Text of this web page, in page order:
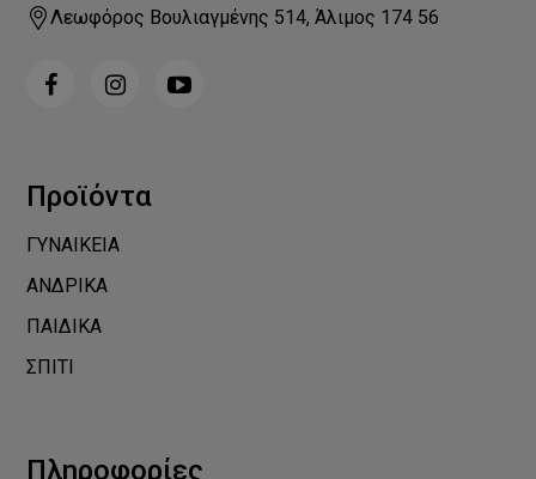
Λεωφόρος Βουλιαγμένης 514, Άλιμος 174 56
Προϊόντα
ΓΥΝΑΙΚΕΙΑ
ΑΝΔΡΙΚΑ
ΠΑΙΔΙΚΑ
ΣΠΙΤΙ
Πληροφορίες